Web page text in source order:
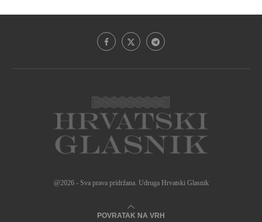
@2026 - Sva prava pridržana. Udruga Hrvatski Glasnik
POVRATAK NA VRH